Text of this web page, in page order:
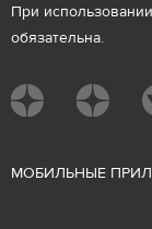
При
обязательна.
МОБИЛЬНЫЕ